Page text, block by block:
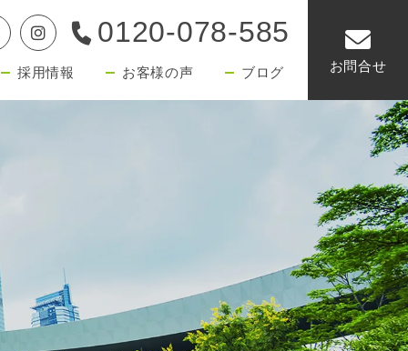
0120-078-585
採用情報 お客様の声 ブログ お問合せ